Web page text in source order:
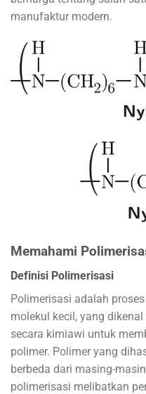
manufaktur modern.
Memahami
Definisi Polimerisasi
Polimerisasi adalah
molekul kecil, yang
secara kimiawi untuk
polimer. Polimer yang
berbeda dari masing-
polimerisasi melibatkan